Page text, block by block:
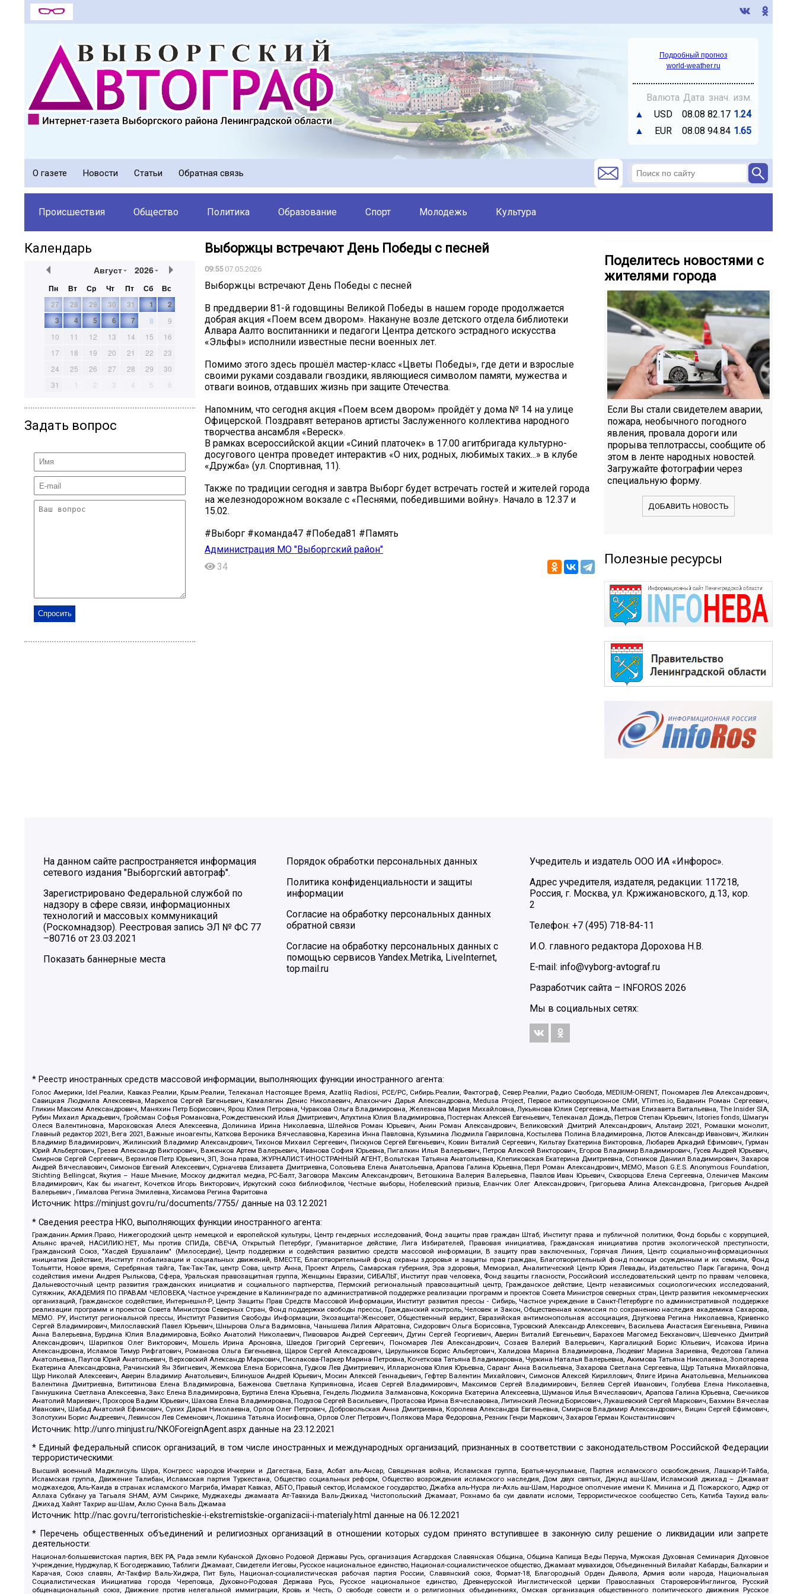
Подробный прогноз
world-weather.ru
Валюта Дата знач. изм.
▲
USD 08.08 82.17 1.24
▲
EUR 08.08 94.84 1.65
О газете Новости Статьи Обратная связь
Происшествия Общество Политика Образование Спорт Молодежь Культура
Календарь
Август 2026
Пн Вт Ср Чт Пт Сб
Вс
27
28 29 30 31 1
2
3
4 5 6 7 8
9
10
11 12 13 14 15
16
17
18 19 20 21 22
23
24
25 26 27 28 29
30
31
1 2 3 4 5 6
Задать вопрос
Выборжцы встречают День Победы с песней
09:5507.05.2026
Выборжцы встречают День Победы с песней
В преддверии 81-й годовщины Великой Победы в нашем городе продолжается
добрая акция «Поем всем двором». Накануне возле детского отдела библиотеки
Алвара Аалто воспитанники и педагоги Центра детского эстрадного искусства
«Эльфы» исполнили известные песни военных лет.
Помимо этого здесь прошёл мастер-класс «Цветы Победы», где дети и взрослые
своими руками создавали гвоздики, являющиеся символом памяти, мужества и
отваги воинов, отдавших жизнь при защите Отечества.
Напомним, что сегодня акция «Поем всем двором» пройдёт у дома № 14 на улице
Офицерской. Поздравят ветеранов артисты Заслуженного коллектива народного
творчества ансамбля «Вереск».
В рамках всероссийской акции «Синий платочек» в 17.00 агитбригада культурно-
досугового центра проведет интерактив «О них, родных, любимых таких...» в клубе
«Дружба» (ул. Спортивная, 11).
Также по традиции сегодня и завтра Выборг будет встречать гостей и жителей города
на железнодорожном вокзале с «Песнями, победившими войну». Начало в 12.37 и
15.02.
#Выборг #команда47 #Победа81 #Память
Администрация МО "Выборгский район"
34
Поделитесь новостями с
жителями города
Если Вы стали свидетелем аварии,
пожара, необычного погодного
явления, провала дороги или
прорыва теплотрассы, сообщите об
этом в ленте народных новостей.
Загружайте фотографии через
специальную форму.
ДОБАВИТЬ НОВОСТЬ
Полезные ресурсы
На данном сайте распространяется информация
сетевого издания "Выборгский автограф".
Зарегистрировано Федеральной службой по
надзору в сфере связи, информационных
технологий и массовых коммуникаций
(Роскомнадзор). Реестровая запись ЭЛ № ФС 77
–80716 от 23.03.2021
Показать баннерные места
Порядок обработки персональных данных
Политика конфиденциальности и защиты
информации
Согласие на обработку персональных данных
обратной связи
Согласие на обработку персональных данных с
помощью сервисов Yandex.Metrika, LiveInternet,
top.mail.ru
Учредитель и издатель ООО ИА «Инфорос».
Адрес учредителя, издателя, редакции: 117218,
Россия, г. Москва, ул. Кржижановского, д.13, кор.
2
Телефон: +7 (495) 718-84-11
И.О. главного редактора Дорохова Н.В.
E-mail: info@vyborg-avtograf.ru
Разработчик сайта –
INFOROS 2026
Мы в социальных сетях:
* Реестр иностранных средств массовой информации, выполняющих функции иностранного агента:
Голос Америки, Idel.Реалии, Кавказ.Реалии, Крым.Реалии, Телеканал Настоящее Время, Azatliq Radiosi, PCE/PC, Сибирь.Реалии, Фактограф, Север.Реалии, Радио Свобода, MEDIUM-ORIENT, Пономарев Лев Александрович,
Савицкая Людмила Алексеевна, Маркелов Сергей Евгеньевич, Камалягин Денис Николаевич, Апахончич Дарья Александровна, Medusa Project, Первое антикоррупционное СМИ, VTimes.io, Баданин Роман Сергеевич,
Гликин Максим Александрович, Маняхин Петр Борисович, Ярош Юлия Петровна, Чуракова Ольга Владимировна, Железнова Мария Михайловна, Лукьянова Юлия Сергеевна, Маетная Елизавета Витальевна, The Insider SIA,
Рубин Михаил Аркадьевич, Гройсман Софья Романовна, Рождественский Илья Дмитриевич, Апухтина Юлия Владимировна, Постернак Алексей Евгеньевич, Телеканал Дождь, Петров Степан Юрьевич, Istories fonds, Шмагун
Олеся Валентиновна, Мароховская Алеся Алексеевна, Долинина Ирина Николаевна, Шлейнов Роман Юрьевич, Анин Роман Александрович, Великовский Дмитрий Александрович, Альтаир 2021, Ромашки монолит,
Главный редактор 2021, Вега 2021, Важные иноагенты, Каткова Вероника Вячеславовна, Карезина Инна Павловна, Кузьмина Людмила Гавриловна, Костылева Полина Владимировна, Лютов Александр Иванович, Жилкин
Владимир Владимирович, Жилинский Владимир Александрович, Тихонов Михаил Сергеевич, Пискунов Сергей Евгеньевич, Ковин Виталий Сергеевич, Кильтау Екатерина Викторовна, Любарев Аркадий Ефимович, Гурман
Юрий Альбертович, Грезев Александр Викторович, Важенков Артем Валерьевич, Иванова София Юрьевна, Пигалкин Илья Валерьевич, Петров Алексей Викторович, Егоров Владимир Владимирович, Гусев Андрей Юрьевич,
Смирнов Сергей Сергеевич, Верзилов Петр Юрьевич, ЗП, Зона права, ЖУРНАЛИСТ-ИНОСТРАННЫЙ АГЕНТ, Вольтская Татьяна Анатольевна, Клепиковская Екатерина Дмитриевна, Сотников Даниил Владимирович, Захаров
Андрей Вячеславович, Симонов Евгений Алексеевич, Сурначева Елизавета Дмитриевна, Соловьева Елена Анатольевна, Арапова Галина Юрьевна, Перл Роман Александрович, МЕМО, Mason G.E.S. Anonymous Foundation,
Stichting Bellingcat, Якутия – Наше Мнение, Москоу диджитал медиа, РС-Балт, Заговора Максим Александрович, Ветошкина Валерия Валерьевна, Павлов Иван Юрьевич, Скворцова Елена Сергеевна, Оленичев Максим
Владимирович, Как бы инагент, Кочетков Игорь Викторович, Иркутский союз библиофилов, Честные выборы, Нобелевский призыв, Еланчик Олег Александрович, Григорьева Алина Александровна, Григорьев Андрей
Валерьевич , Гималова Регина Эмилевна, Хисамова Регина Фаритовна
Источник: https://minjust.gov.ru/ru/documents/7755/ данные на03.12.2021
* Сведения реестра НКО, выполняющих функции иностранного агента:
Гражданин.Армия.Право, Нижегородский центр немецкой и европейской культуры, Центр гендерных исследований, Фонд защиты прав граждан Штаб, Институт права и публичной политики, Фонд борьбы с коррупцией,
Альянс врачей, НАСИЛИЮ.НЕТ, Мы против СПИДа, СВЕЧА, Открытый Петербург, Гуманитарное действие, Лига Избирателей, Правовая инициатива, Гражданская инициатива против экологической преступности,
Гражданский Союз, "Хасдей Ерушалаим" (Милосердие), Центр поддержки и содействия развитию средств массовой информации, В защиту прав заключенных, Горячая Линия, Центр социально-информационных
инициатив Действие, Институт глобализации и социальных движений, ВМЕСТЕ, Благотворительный фонд охраны здоровья и защиты прав граждан, Благотворительный фонд помощи осужденным и их семьям, Фонд
Тольятти, Новое время, Серебряная тайга, Так-Так-Так, центр Сова, центр Анна, Проект Апрель, Самарская губерния, Эра здоровья, Мемориал, Аналитический Центр Юрия Левады, Издательство Парк Гагарина, Фонд
содействия имени Андрея Рылькова, Сфера, Уральская правозащитная группа, Женщины Евразии, СИБАЛЬТ, Институт прав человека, Фонд защиты гласности, Российский исследовательский центр по правам человека,
Дальневосточный центр развития гражданских инициатив и социального партнерства, Пермский региональный правозащитный центр, Гражданское действие, Центр независимых социологических исследований,
Сутяжник, АКАДЕМИЯ ПО ПРАВАМ ЧЕЛОВЕКА, Частное учреждение в Калининграде по административной поддержке реализации программ и проектов Совета Министров северных стран, Центр развития некоммерческих
организаций, Гражданское содействие, Интернешнл-Р, Центр Защиты Прав Средств Массовой Информации, Институт развития прессы - Сибирь, Частное учреждение в Санкт-Петербурге по административной поддержке
реализации программ и проектов Совета Министров Северных Стран, Фонд поддержки свободы прессы, Гражданский контроль, Человек и Закон, Общественная комиссия по сохранению наследия академика Сахарова,
МЕМО. РУ, Институт региональной прессы, Институт Развития Свободы Информации, Экозащита!-Женсовет, Общественный вердикт, Евразийская антимонопольная ассоциация, Дзугкоева Регина Николаевна, Кривенко
Сергей Владимирович, Милославский Павел Юрьевич, Шнырова Ольга Вадимовна, Чанышева Лилия Айратовна, Сидорович Ольга Борисовна, Туровский Александр Алексеевич, Васильева Анастасия Евгеньевна, Ривина
Анна Валерьевна, Бурдина Юлия Владимировна, Бойко Анатолий Николаевич, Пивоваров Андрей Сергеевич, Дугин Сергей Георгиевич, Аверин Виталий Евгеньевич, Барахоев Магомед Бекханович, Шевченко Дмитрий
Александрович, Шарипков Олег Викторович, Мошель Ирина Ароновна, Шведов Григорий Сергеевич, Пономарев Лев Александрович, Созаев Валерий Валерьевич, Каргалицкий Борис Юльевич, Исакова Ирина
Александровна, Исламов Тимур Рифгатович, Романова Ольга Евгеньевна, Щаров Сергей Алексадрович, Цирульников Борис Альбертович, Халидова Марина Владимировна, Людевиг Марина Зариевна, Федотова Галина
Анатольевна, Паутов Юрий Анатольевич, Верховский Александр Маркович, Пислакова-Паркер Марина Петровна, Кочеткова Татьяна Владимировна, Чуркина Наталья Валерьевна, Акимова Татьяна Николаевна, Золотарева
Екатерина Александровна, Рачинский Ян Збигневич, Жемкова Елена Борисовна, Гудков Лев Дмитриевич, Илларионова Юлия Юрьевна, Саранг Анна Васильевна, Захарова Светлана Сергеевна, Щур Татьяна Михайловна,
Щур Николай Алексеевич, Аверин Владимир Анатольевич, Блинушов Андрей Юрьевич, Мосин Алексей Геннадьевич, Гефтер Валентин Михайлович, Симонов Алексей Кириллович, Флиге Ирина Анатольевна, Мельникова
Валентина Дмитриевна, Вититинова Елена Владимировна, Баженова Светлана Куприяновна, Исаев Сергей Владимирович, Максимов Сергей Владимирович, Беляев Сергей Иванович, Голубева Елена Николаевна,
Ганнушкина Светлана Алексеевна, Закс Елена Владимировна, Буртина Елена Юрьевна, Гендель Людмила Залмановна, Кокорина Екатерина Алексеевна, Шуманов Илья Вячеславович, Арапова Галина Юрьевна, Свечников
Анатолий Мариевич, Прохоров Вадим Юрьевич, Шахова Елена Владимировна, Подузов Сергей Васильевич, Протасова Ирина Вячеславовна, Литинский Леонид Борисович, Лукашевский Сергей Маркович, Бахмин Вячеслав
Иванович, Шабад Анатолий Ефимович, Сухих Дарья Николаевна, Орлов Олег Петрович, Добровольская Анна Дмитриевна, Королева Александра Евгеньевна, Смирнов Владимир Александрович, Вицин Сергей Ефимович,
Золотухин Борис Андреевич, Левинсон Лев Семенович, Локшина Татьяна Иосифовна, Орлов Олег Петрович, Полякова Мара Федоровна, Резник Генри Маркович, Захаров Герман Константинович
Источник: http://unro.minjust.ru/NKOForeignAgent.aspx данные на23.12.2021
* Единый федеральный список организаций, в том числе иностранных и международных организаций, признанных в соответствии с законодательством Российской Федерации
террористическими:
Высший военный Маджлисуль Шура, Конгресс народов Ичкерии и Дагестана, База, Асбат аль-Ансар, Священная война, Исламская группа, Братья-мусульмане, Партия исламского освобождения, Лашкар-И-Тайба,
Исламская группа, Движение Талибан, Исламская партия Туркестана, Общество социальных реформ, Общество возрождения исламского наследия, Дом двух святых, Джунд аш-Шам, Исламский джихад – Джамаат
моджахедов, Аль-Каида в странах исламского Магриба, Имарат Кавказ, АБТО, Правый сектор, Исламское государство, Джабха аль-Нусра ли-Ахль аш-Шам, Народное ополчение имени К. Минина и Д. Пожарского, Аджр от
Аллаха Субхану уа Тагьаля SHAM, АУМ Синрике, Муджахеды джамаата Ат-Тавхида Валь-Джихад, Чистопольский Джамаат, Рохнамо ба суи давлати исломи, Террористическое сообщество Сеть, Катиба Таухид валь-
Джихад, Хайят Тахрир аш-Шам, Ахлю Сунна Валь Джамаа
Источник: http://nac.gov.ru/terroristicheskie-i-ekstremistskie-organizacii-i-materialy.html данные на06.12.2021
* Перечень общественных объединений и религиозных организаций в отношении которых судом принято вступившее в законную силу решение о ликвидации или запрете
деятельности:
Национал-большевистская партия, ВЕК РА, Рада земли Кубанской Духовно Родовой Державы Русь, организация Асгардская Славянская Община, Община Капища Веды Перуна, Мужская Духовная Семинария Духовное
Учреждение, Нурджулар, К Богодержавию, Таблиги Джамаат, Свидетели Иеговы, Русское национальное единство, Национал-социалистическое общество, Джамаат мувахидов, Объединенный Вилайат Кабарды, Балкарии и
Карачая, Союз славян, Ат-Такфир Валь-Хиджра, Пит Буль, Национал-социалистическая рабочая партия России, Славянский союз, Формат-18, Благородный Орден Дьявола, Армия воли народа, Национальная
Социалистическая Инициатива города Череповца, Духовно-Родовая Держава Русь, Русское национальное единство, Древнерусской Инглистической церкви Православных Староверов-Инглингов, Русский
общенациональный союз, Движение против нелегальной иммиграции, Кровь и Честь, О свободе совести и о религиозных объединениях, Омская организация общественного политического движения Русское